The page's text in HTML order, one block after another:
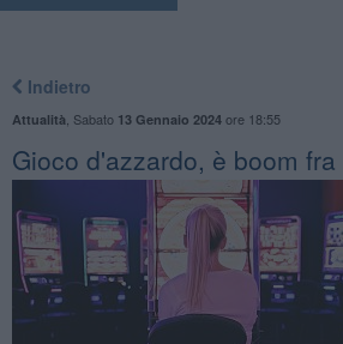
Indietro
Attualità Sabato 13 Gennaio 2024ore 18:55
Gioco d'azzardo, è boom